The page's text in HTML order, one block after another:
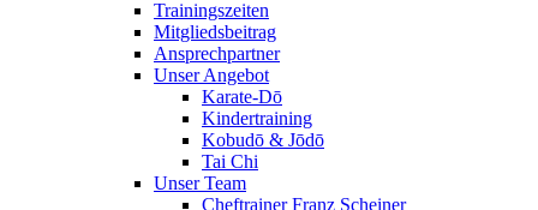
Trainingszeiten
Mitgliedsbeitrag
Ansprechpartner
Unser Angebot
Karate-Dō
Kindertraining
Kobudō & Jōdō
Tai Chi
Unser Team
Cheftrainer Franz Scheiner